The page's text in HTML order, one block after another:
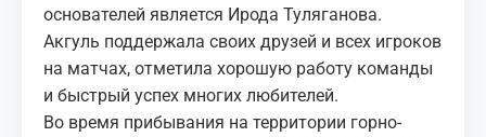
основателей является Ирода Туляганова.
Акгуль поддержала своих друзей и всех игроков
на матчах, отметила хорошую работу команды
и быстрый успех многих любителей.
Во время прибывания на территории горно-